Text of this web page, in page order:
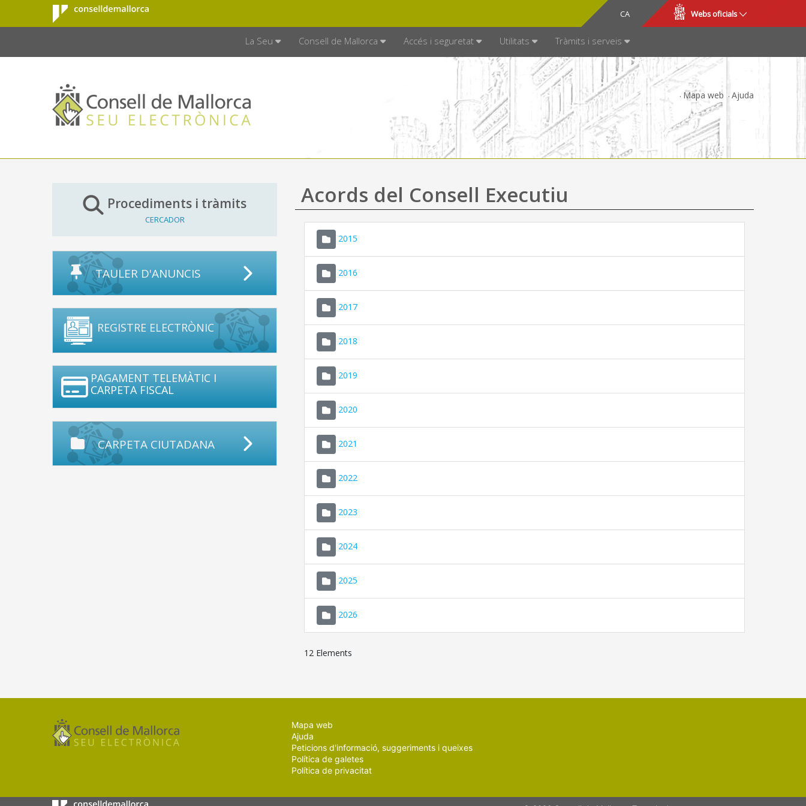
Salta al contingut principal
Consell de
Mallorca
CA
ES Webs oficials
La Seu Consell de Mallorca Accés i seguretat Utilitats Tràmits i serveis
Mapa web Ajuda
Procediments i tràmits
CERCADOR
TAULER D'ANUNCIS
REGISTRE ELECTRÒNIC
PAGAMENT TELEMÀTIC I
CARPETA FISCAL
CARPETA CIUTADANA
Acords del Consell Executiu
2015
2016
2017
2018
2019
2020
2021
2022
2023
2024
2025
2026
12 Elements
Mapa web
Ajuda
Peticions d'informació, suggeriments i queixes
Política de galetes
Política de privacitat